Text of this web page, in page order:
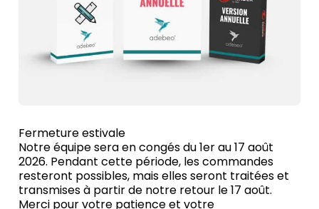
Fermeture estivale
Notre équipe sera en congés du 1er au 17 août
2026. Pendant cette période, les commandes
resteront possibles, mais elles seront traitées et
transmises à partir de notre retour le 17 août.
Merci pour votre patience et votre